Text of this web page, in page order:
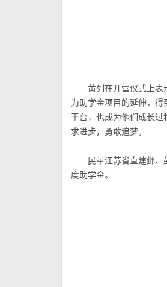
黄列在开营仪式上表
为助学金项目的延伸，得
平台，也成为他们成长
求进步，勇敢追梦。
民革江苏省直建邺、
度助学金。